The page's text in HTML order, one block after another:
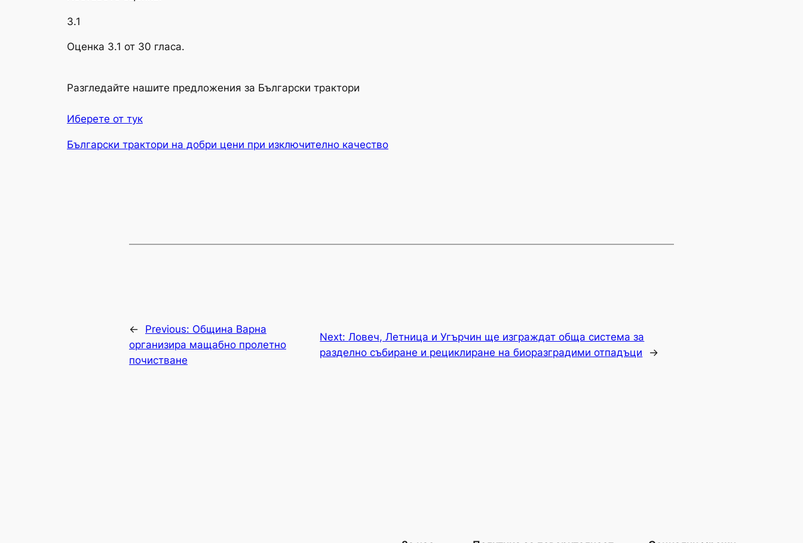
3.1
Оценка 3.1 от 30 гласа.
Разгледайте нашите предложения за Български трактори
Иберете от тук
Български трактори на добри цени при изключително качество
← Previous: Община Варна
организира мащабно пролетно
почистване
Next:Ловеч, Летница и Угърчин ще изграждат обща система за
разделно събиране и рециклиране на биоразградими отпадъци
→